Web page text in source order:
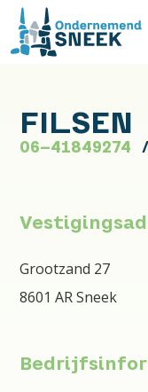
FILSEN
06-41849274
Grootzand 27
8601 AR Sneek